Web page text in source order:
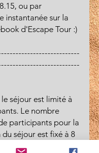
ou par
instantanée sur la
d'Escape Tour :)
séjour est limité à
Le nombre
participants pour la
séjour est fixé à 8
Si ce quota n'est pas